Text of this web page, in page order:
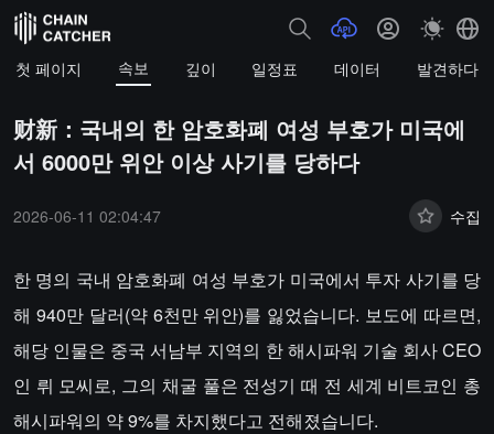
첫 페이지 속보 깊이 일정표 데이터 발견하다
财新：국내의 한 암호화폐 여성 부호가 미국에
서 6000만 위안 이상 사기를 당하다
2026-06-11 02:04:47 수집
한 명의 국내 암호화폐 여성 부호가 미국에서 투자 사기를 당
해 940만 달러(약 6천만 위안)를 잃었습니다. 보도에 따르면,
해당 인물은 중국 서남부 지역의 한 해시파워 기술 회사 CEO
인 뤼 모씨로, 그의 채굴 풀은 전성기 때 전 세계 비트코인 총
해시파워의 약 9%를 차지했다고 전해졌습니다.